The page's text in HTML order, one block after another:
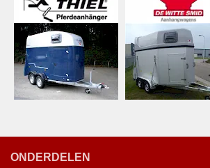
ONDERDELEN